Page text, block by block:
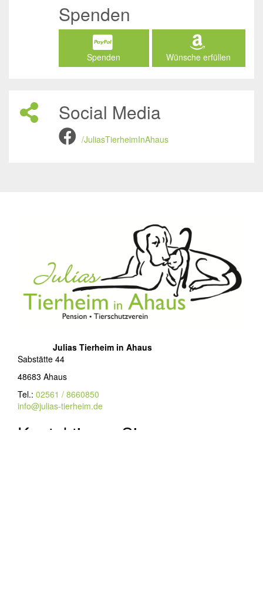
Spenden
Spenden Wünsche erfüllen
Social Media
/JuliasTierheimInAhaus
Julias Tierheim in Ahaus
Sabstätte 44
48683 Ahaus
Tel.: 02561 / 8660850
info@julias-tierheim.de
Kontaktieren Sie uns